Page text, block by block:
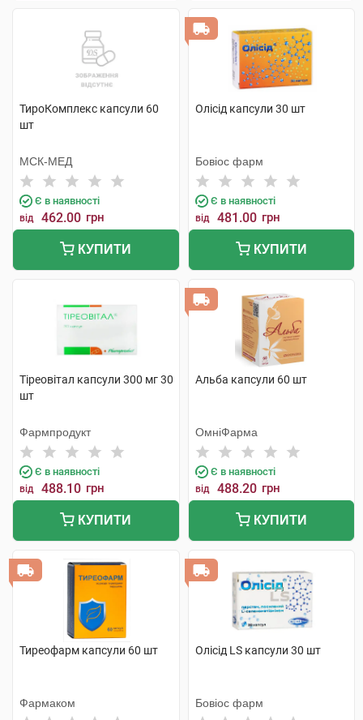
ТироКомплекс капсули 60
шт
МСК-МЕД
Є в наявності
від 462.00 грн
КУПИТИ
Олісід капсули 30 шт
Бовіос фарм
Є в наявності
від 481.00 грн
КУПИТИ
Тіреовітал капсули 300 мг 30
шт
Фармпродукт
Є в наявності
від 488.10 грн
КУПИТИ
Альба капсули 60 шт
ОмніФарма
Є в наявності
від 488.20 грн
КУПИТИ
Тиреофарм капсули 60 шт
Фармаком
Олісід LS капсули 30 шт
Бовіос фарм